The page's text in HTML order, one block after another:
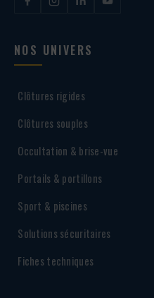
NOS UNIVERS
Clôtures rigides
Clôtures souples
Occultation & brise-vue
Portails & portillons
Sport & piscines
Solutions sécuritaires
Fiches techniques